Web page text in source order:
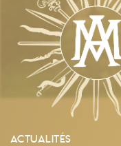
Actualités